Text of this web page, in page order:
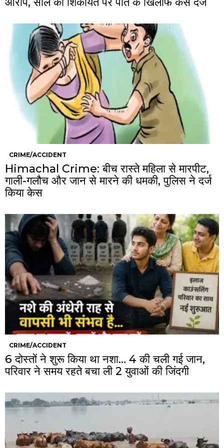
CRIME/ACCIDENT
Himachal Crime: बीच रास्ते महिला से मारपीट,
गाली-गलौच और जान से मारने की धमकी, पुलिस ने दर्ज
किया केस
CRIME/ACCIDENT
6 दोस्तों ने शुरू किया था नशा… 4 की चली गई जान,
परिवार ने समय रहते बचा ली 2 युवाओं की जिंदगी